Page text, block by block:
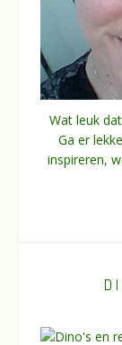
Wat leuk
Ga er
inspireren,